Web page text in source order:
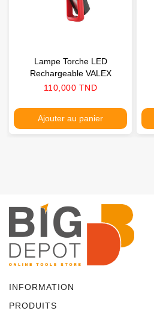
Lampe Torche LED
Rechargeable VALEX
Prix
110,000 TND
Ajouter au panier
INFORMATION
PRODUITS